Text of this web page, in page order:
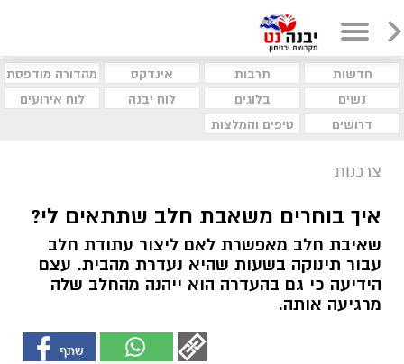
חדשות תרבות אינדקס
מהדורה מודפסת
נשים
בלוגים לוח יבנה
לוח אירועים
דרושים
טיפים והמלצות
צרכנות
איך בוחרים משאבת חלב שתתאים לי?
שאיבת חלב מאפשרת לאם ליצור עתודת חלב
עבור תינוקה בשעות שהיא נעדרת מהבית. עצם
הידיעה כי גם בהעדרה הוא ייהנה מהחלב שלה
מרגיעה אותה.